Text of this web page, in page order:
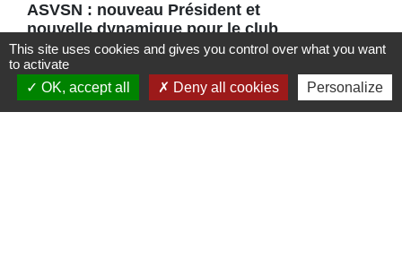
ASVSN : nouveau Président et
nouvelle dynamique pour le club
de football
Une nouvelle équipe vient d’être portée à
la tête de l’ASVSN avec le
renouvellement du bureau à 95%.
This site uses cookies and gives you control over what you want
to activate
OK, accept all
Deny all cookies Personalize